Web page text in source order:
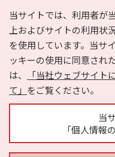
当サイトでは、利用者が
上およびサイトの利用状
を使用しています。当サ
ッキーの使用に同意され
は、
「当社ウェブサイ
て」 をご覧ください。
当
「個人情報
サイトの
Copyright ©